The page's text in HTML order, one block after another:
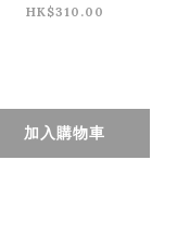
HK$310.00
加入購物車